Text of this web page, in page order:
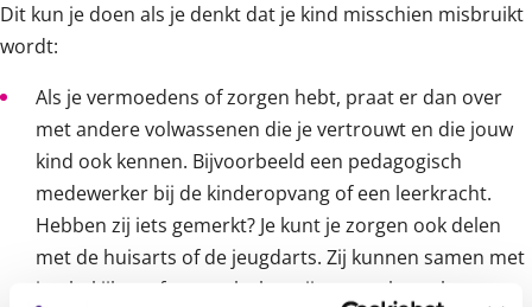
Dit kun je doen als je denkt dat je kind misschien misbruikt
wordt:
Als je vermoedens of zorgen hebt, praat er dan over
met andere volwassenen die je vertrouwt en die jouw
kind ook kennen. Bijvoorbeeld een pedagogisch
medewerker bij de kinderopvang of een leerkracht.
Hebben zij iets gemerkt? Je kunt je zorgen ook delen
met de huisarts of de jeugdarts. Zij kunnen samen met
jou bekijken of er sprake kan zijn van seksueel